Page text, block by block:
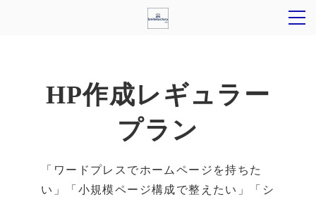
HP作成レギュラー
プラン
「ワードプレスでホームページを持ちた
い」「小規模ページ構成で整えたい」「シ